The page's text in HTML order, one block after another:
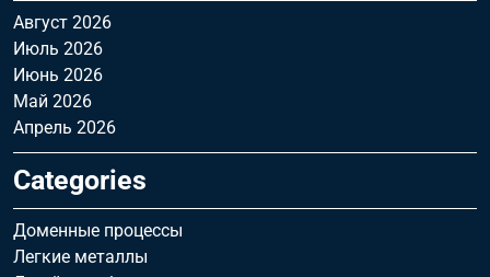
Август 2026
Июль 2026
Июнь 2026
Май 2026
Апрель 2026
Categories
Доменные процессы
Легкие металлы